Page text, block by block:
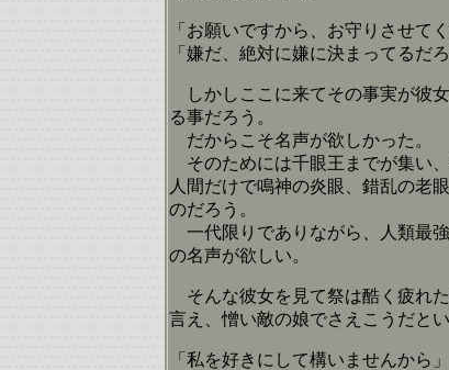
「お願いですから、お守りさせてく
「嫌だ、絶対に嫌に決まってるだ
しかしここに来てその事実が彼
る事だろう。
だからこそ名声が欲しかった。
そのためには千眼王までが集い
人間だけで鳴神の炎眼、錯乱の老
のだろう。
一代限りでありながら、人類最
の名声が欲しい。
そんな彼女を見て祭は酷く疲れ
言え、憎い敵の娘でさえこうだと
「私を好きにして構いませんから」